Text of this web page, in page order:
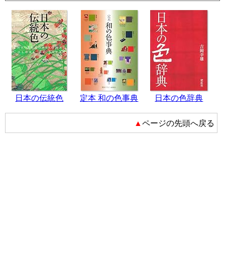
日本の伝統色 定本 和の色事典 日本の色辞典
▲ページの先頭へ戻る